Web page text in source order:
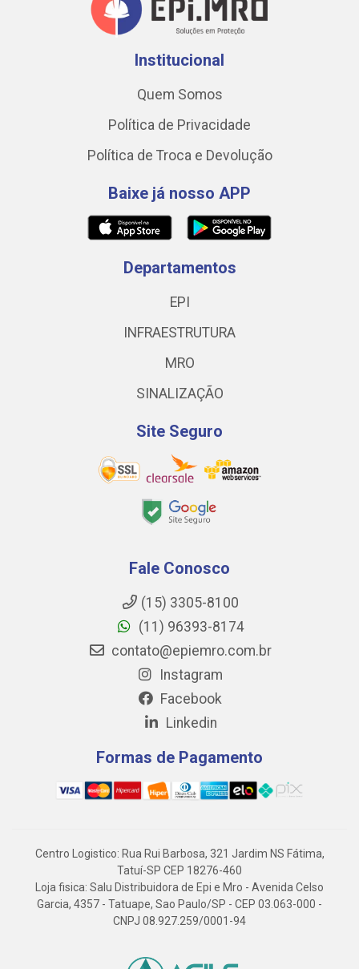
Institucional
Quem Somos
Política de Privacidade
Política de Troca e Devolução
Baixe já nosso APP
Departamentos
EPI
INFRAESTRUTURA
MRO
SINALIZAÇÃO
Site Seguro
Fale Conosco
(15) 3305-8100
(11) 96393-8174
contato@epiemro.com.br
Instagram
Facebook
Linkedin
Formas de Pagamento
Centro Logistico: Rua Rui Barbosa, 321 Jardim NS Fátima,
Tatuí-SP CEP 18276-460
Loja fisica: Salu Distribuidora de Epi e Mro - Avenida Celso
Garcia, 4357 - Tatuape, Sao Paulo/SP - CEP 03.063-000 -
CNPJ 08.927.259/0001-94